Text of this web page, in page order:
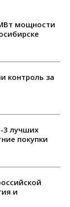
мощности
контроль за
3 лучших
покупки
и